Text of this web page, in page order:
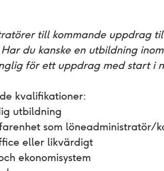
till kommande uppdrag
du kanske en utbildning
för ett uppdrag med start i
kvalifikationer:
utbildning
som löneadministratör/
eller likvärdigt
ekonomisystem